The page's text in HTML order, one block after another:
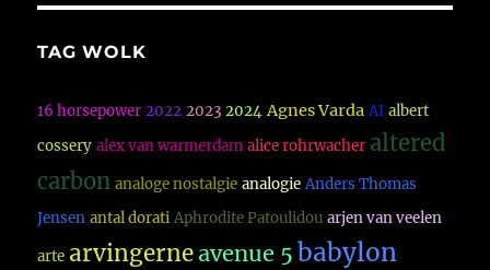
TAG WOLK
16 horsepower 2022 2023 2024 Agnes Varda AI albert
cossery alex van warmerdam alice rohrwacher altered
carbon analoge nostalgie analogie Anders Thomas
Jensen antal dorati Aphrodite Patoulidou arjen van veelen
arte arvingerne avenue 5 babylon